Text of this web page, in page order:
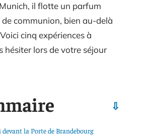
il flotte un parfum
de communion, bien au-delà
cinq expériences à
hésiter lors de votre séjour
devant la Porte de Brandebourg